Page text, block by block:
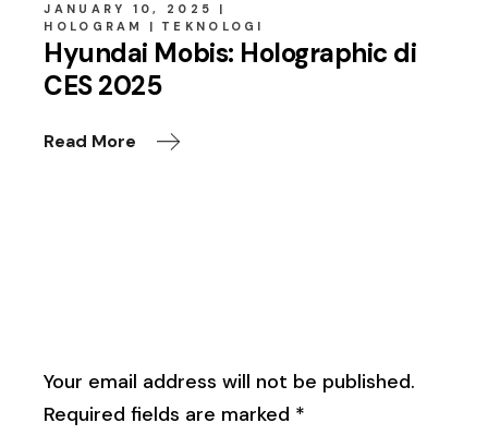
JANUARY 10, 2025
HOLOGRAM
TEKNOLOGI
Hyundai Mobis: Holographic di
CES 2025
Read More
Your email address will not be published.
Required fields are marked *